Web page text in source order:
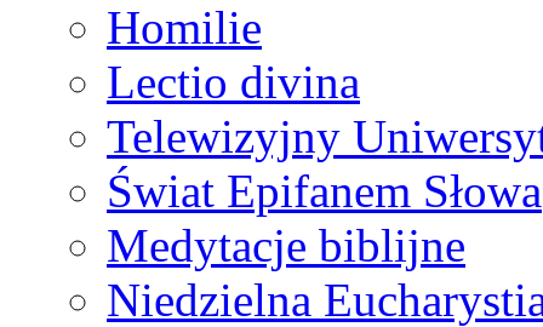
Homilie
Lectio divina
Telewizyjny
Świat Epifanem Słowa
Medytacje biblijne
Niedzielna